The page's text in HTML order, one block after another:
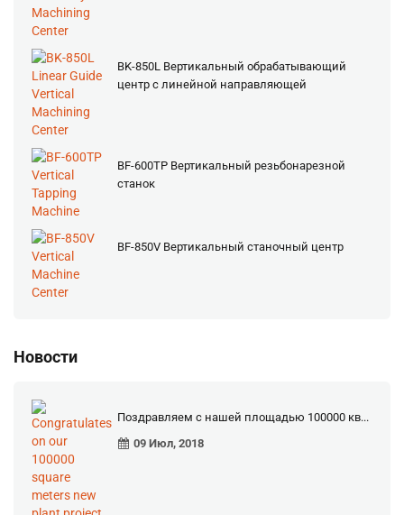
BK-850L Вертикальный обрабатывающий
центр с линейной направляющей
BF-600TP Вертикальный резьбонарезной
станок
BF-850V Вертикальный станочный центр
Новости
Поздравляем с нашей площадью 100000 кв...
09 Июл, 2018